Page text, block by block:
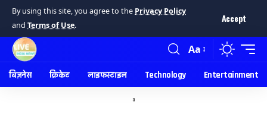
By using this site, you agree to the Privacy Policy
and Terms of Use.
Accept
Aa
बिज़नेस क्रिकेट लाइफस्टाइल Technology Entertainment
a